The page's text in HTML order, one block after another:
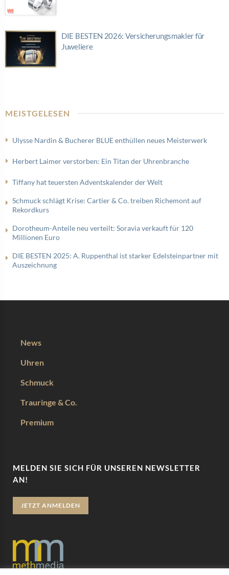
DIE BESTEN 2026: Versicherungsmakler für
Juweliere
MEISTGELESEN
Ulysse Nardin & Bucherer BLUE enthüllen neues Meisterwerk
Herbert Laimer verstorben: Ein Titan der Uhrenbranche
Tiffany hat teuersten Adventskalender der Welt
Schmuck schlägt Krise: Cartier & Co. treiben Richemont auf
Rekordkurs
Dorotheum-Anteile neu verteilt: Soravia verkauft für 120
Millionen Euro
DIE BESTEN 2025: A. Ruppenthal ist starker Edelsteinpartner mit
Auszeichnung
News
Uhren
Schmuck
Trauringe & Co.
Premium
MELDEN SIE SICH FÜR UNSEREN NEWSLETTER
AN!
JETZT ANMELDEN